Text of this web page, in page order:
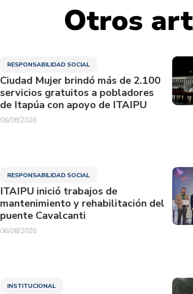
Otros
RESPONSABILIDAD SOCIAL
Ciudad Mujer brindó más de 2.100
servicios gratuitos a pobladores
de Itapúa con apoyo de ITAIPU
06/08/2026
RESPONSABILIDAD SOCIAL
ITAIPU inició trabajos de
mantenimiento y rehabilitación del
puente Cavalcanti
06/08/2026
INSTITUCIONAL